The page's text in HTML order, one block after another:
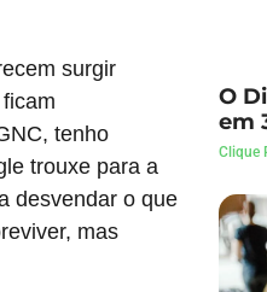
surgir
tenho
trouxe para a
desvendar o que
mas
O
em
Clique